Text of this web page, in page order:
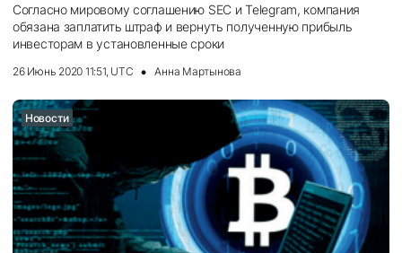
Согласно мировому соглашению SEC и Telegram, компания
обязана заплатить штраф и вернуть полученную прибыль
инвесторам в установленные сроки
26 Июнь 2020 11:51, UTC Анна Мартынова
Новости